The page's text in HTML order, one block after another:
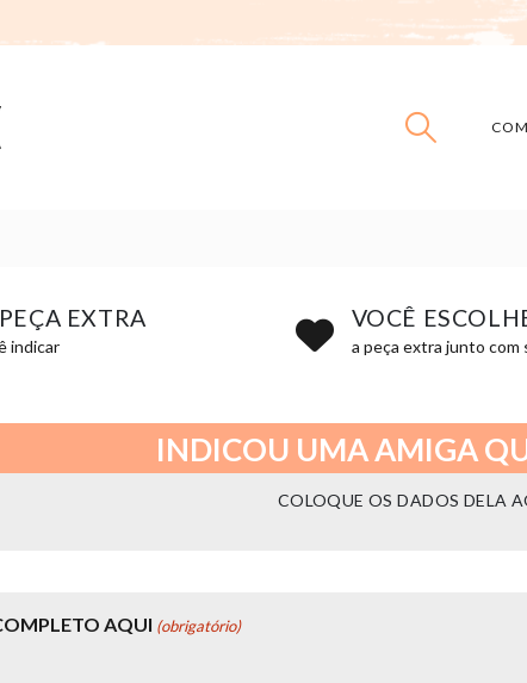
EXTRA
indicar
VOCÊ
a peça extra junto com
INDICOU UMA AMIGA
COLOQUE OS DADOS DELA
AQUI (obrigatório)